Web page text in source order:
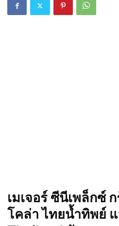
เมเจอร์ ซีนีเพล็กซ์
โคล่า ไทยน้ำทิพย์